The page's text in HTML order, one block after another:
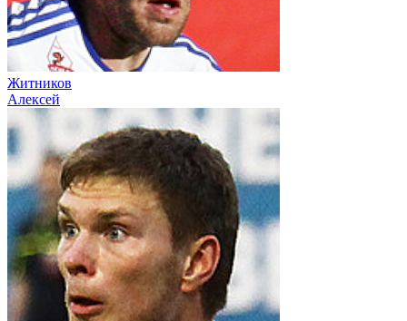
Житников
Алексей